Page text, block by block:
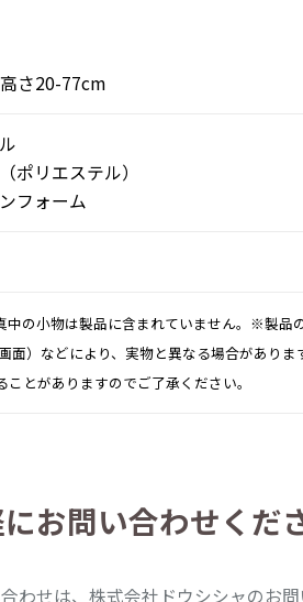
さ20-77cm
ポリエステル）
フォーム
の小物は製品に含まれていません。※製品
面）などにより、実物と異なる場合があり
とがありますのでご了承ください。
お問い合わせくだ
わせは、株式会社ドウシシャのお